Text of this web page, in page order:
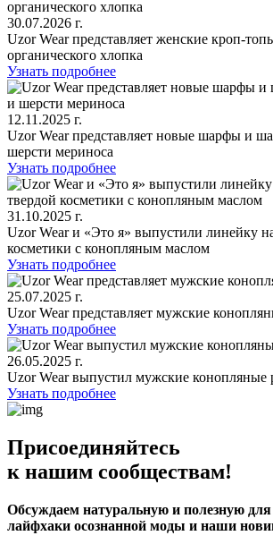
30.07.2026 г.
Uzor Wear представляет женские
органического хлопка
Узнать подробнее
12.11.2025 г.
Uzor Wear представляет новые шарфы и
шерсти мериноса
Узнать подробнее
31.10.2025 г.
Uzor Wear и «Это я» выпустили линейку
косметики с конопляным маслом
Узнать подробнее
25.07.2025 г.
Uzor Wear представляет мужские
Узнать подробнее
26.05.2025 г.
Uzor Wear выпустил мужские конопляные
Узнать подробнее
Присоединяйтесь
к нашим сообществам!
Обсуждаем натуральную и полезную для
лайфхаки осознанной моды и наши